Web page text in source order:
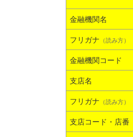
金融機関名
フリガナ （読み方）
金融機関コード
支店名
フリガナ （読み方）
支店コード・店番